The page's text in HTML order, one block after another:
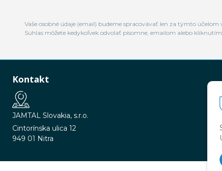
Vaše osobné údaje (email) budeme spracovávať len za týmto
Súhlas môžete kedykoľvek odvolať písomne, emailom alebo
Kontakt
JAMTAL Slovakia, s.r.o.
Cintorínska ulica 12
949 01 Nitra